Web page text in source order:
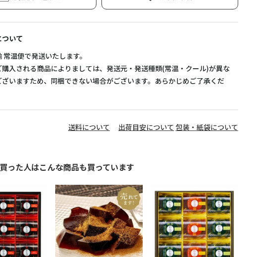
いて
常温便で発送いたします。
購入される商品によりましては、発送元・発送種類(常温・クール)が異な
いますため、同梱できない場合がございます。あらかじめご了承くだ
送料について 出荷目安について 包装・紙袋について
った人はこんな商品も買っています